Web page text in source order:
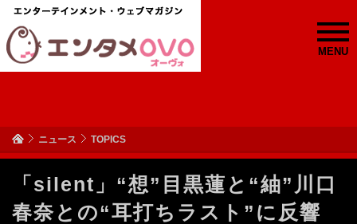
MENU
ニュース TOPICS
「silent」“想”目黒蓮と“紬”川口
春奈との“耳打ちラスト”に反響